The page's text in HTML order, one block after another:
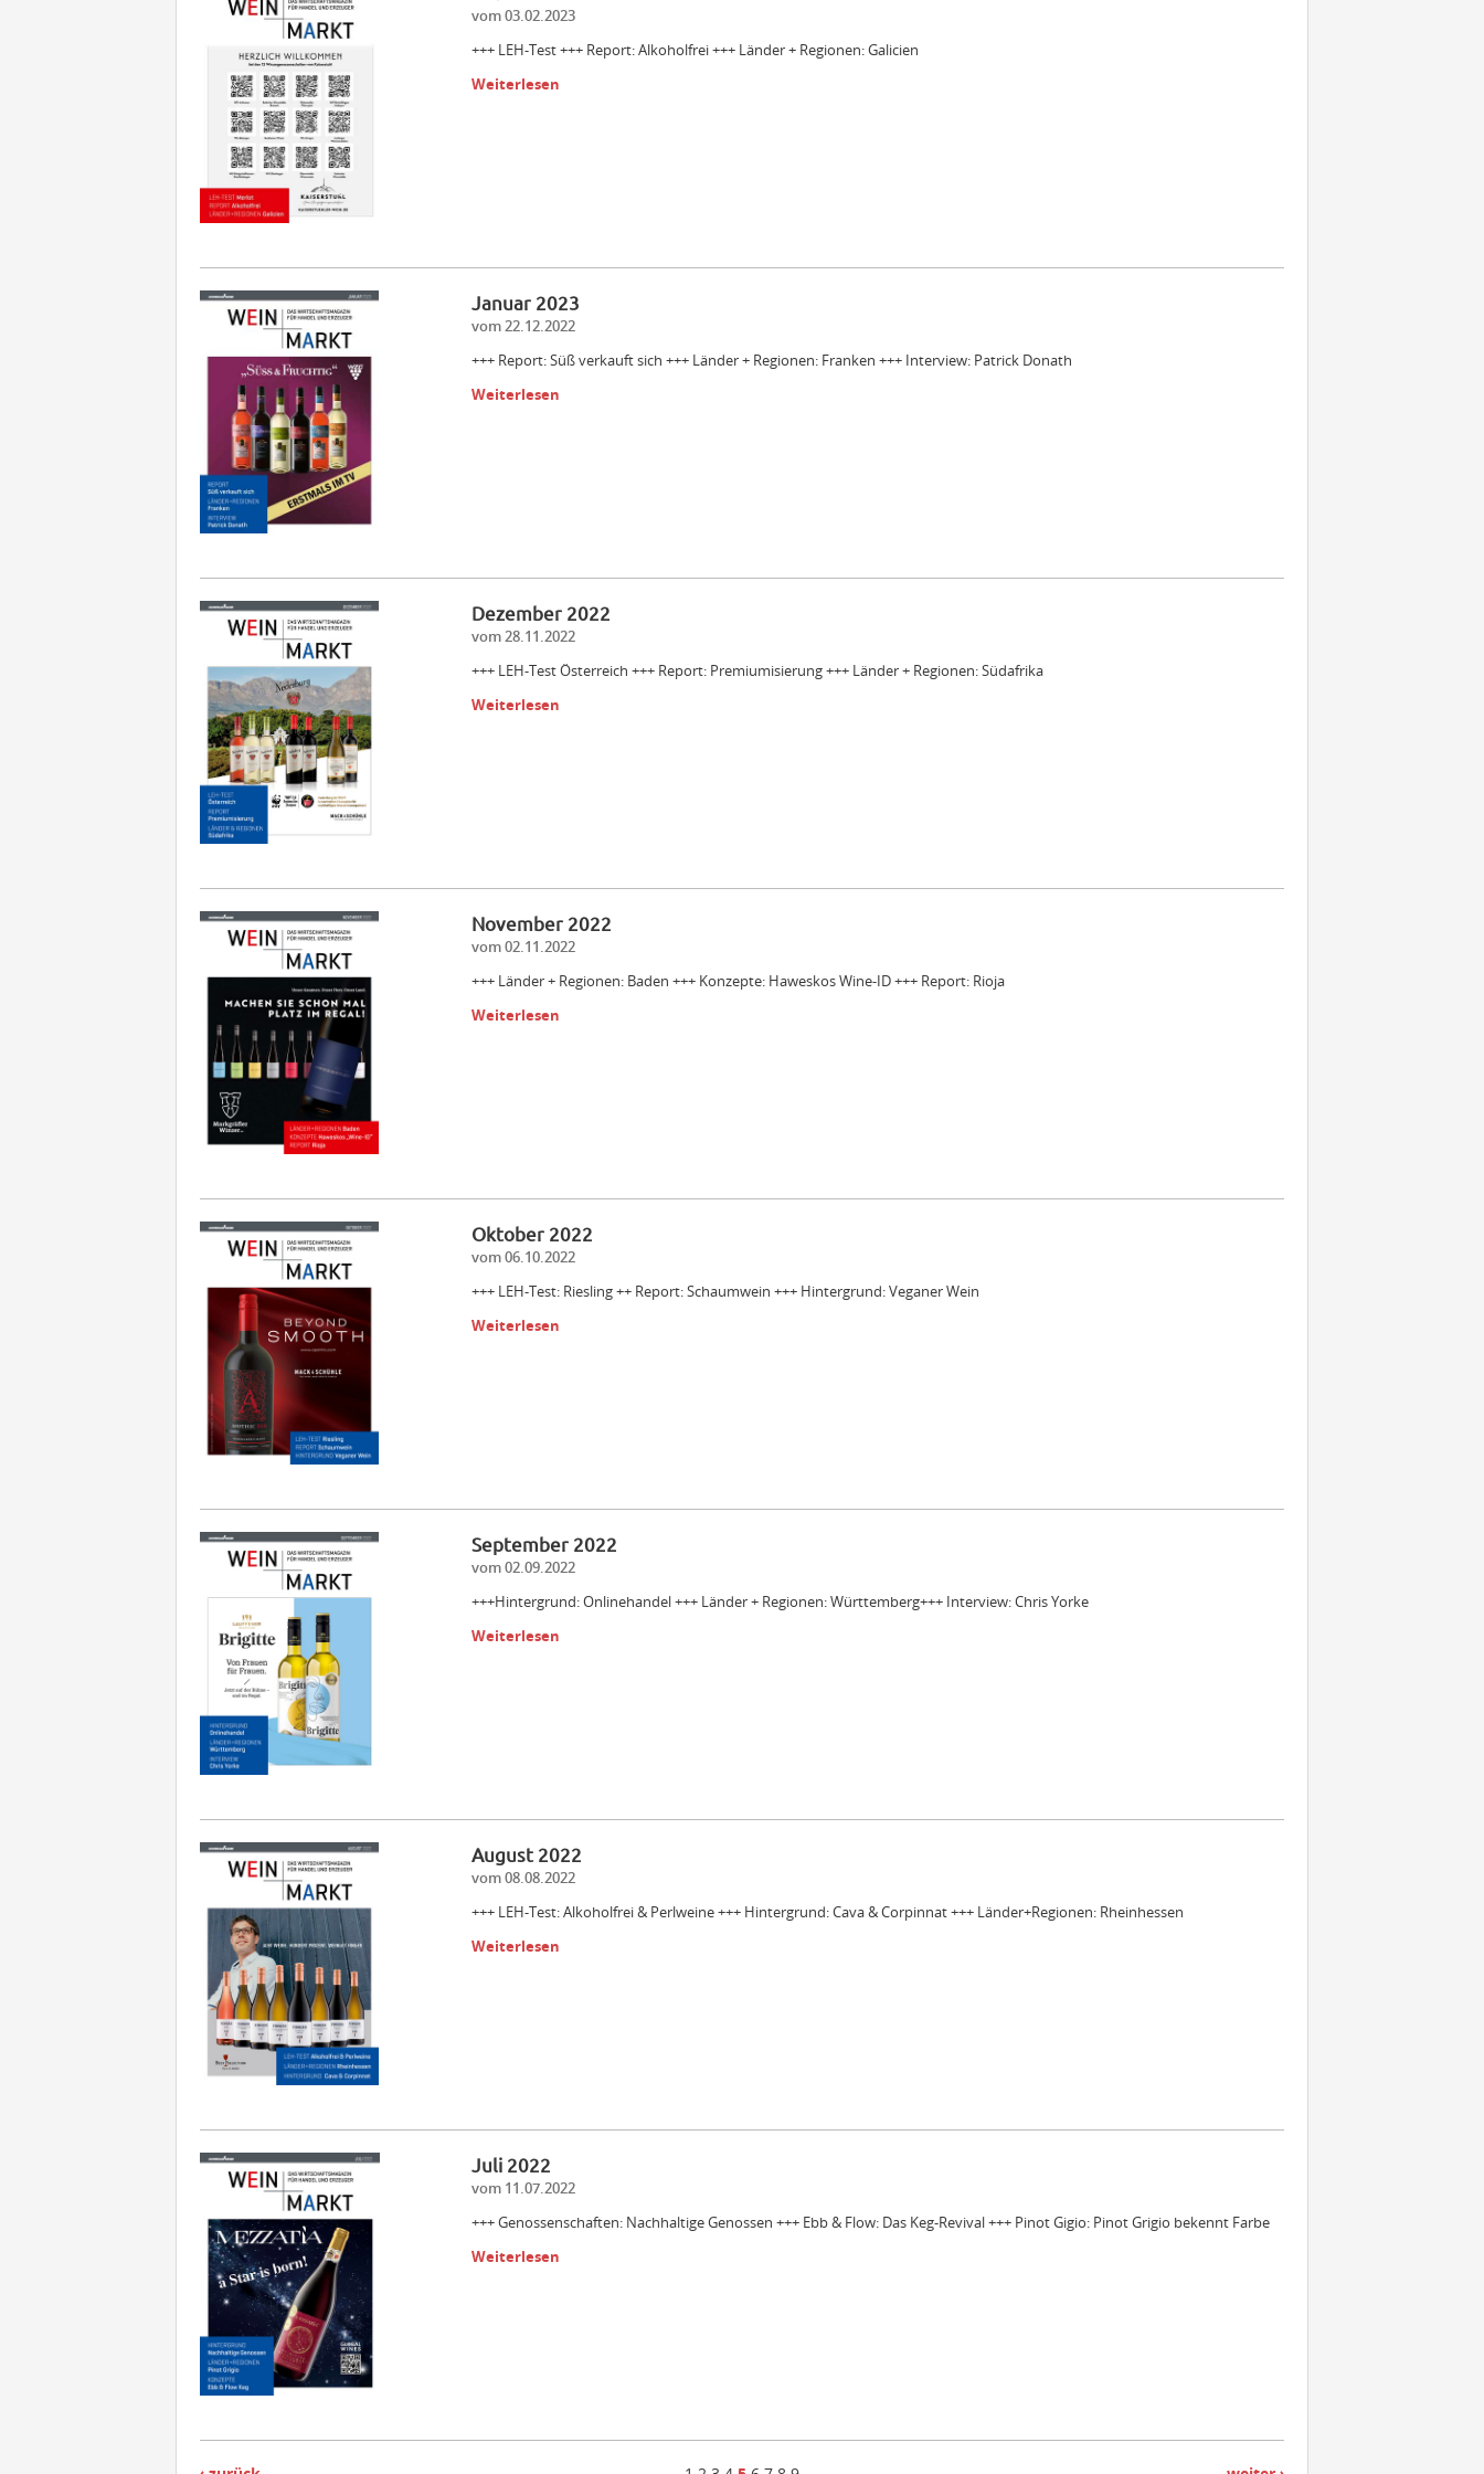
vom 03.02.2023
+++ LEH-Test +++ Report: Alkoholfrei +++ Länder + Regionen: Galicien
Weiterlesen
Januar 2023
vom 22.12.2022
+++ Report: Süß verkauft sich +++ Länder + Regionen: Franken +++ Interview: Patrick Donath
Weiterlesen
Dezember 2022
vom 28.11.2022
+++ LEH-Test Österreich +++ Report: Premiumisierung +++ Länder + Regionen: Südafrika
Weiterlesen
November 2022
vom 02.11.2022
+++ Länder + Regionen: Baden +++ Konzepte: Haweskos Wine-ID +++ Report: Rioja
Weiterlesen
Oktober 2022
vom 06.10.2022
+++ LEH-Test: Riesling ++ Report: Schaumwein +++ Hintergrund: Veganer Wein
Weiterlesen
September 2022
vom 02.09.2022
+++Hintergrund: Onlinehandel +++ Länder + Regionen: Württemberg+++ Interview: Chris Yorke
Weiterlesen
August 2022
vom 08.08.2022
+++ LEH-Test: Alkoholfrei & Perlweine +++ Hintergrund: Cava & Corpinnat +++ Länder+Regionen: Rheinhessen
Weiterlesen
Juli 2022
vom 11.07.2022
+++ Genossenschaften: Nachhaltige Genossen +++ Ebb & Flow: Das Keg-Revival +++ Pinot Gigio: Pinot Grigio bekennt Farbe
Weiterlesen